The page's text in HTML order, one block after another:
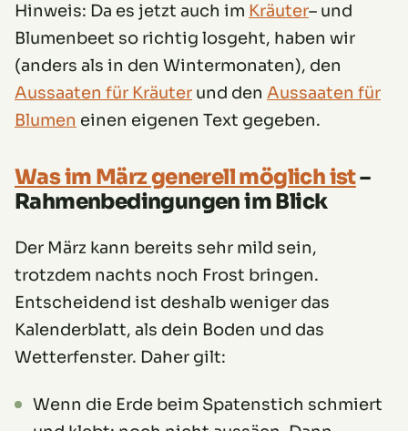
Hinweis: Da es jetzt auch im Kräuter– und
Blumenbeet so richtig losgeht, haben wir
(anders als in den Wintermonaten), den
Aussaaten für Kräuter und den Aussaaten für
Blumen einen eigenen Text gegeben.
Was im März generell möglich ist–
Rahmenbedingungen im Blick
Der März kann bereits sehr mild sein,
trotzdem nachts noch Frost bringen.
Entscheidend ist deshalb weniger das
Kalenderblatt, als dein Boden und das
Wetterfenster. Daher gilt:
Wenn die Erde beim Spatenstich schmiert